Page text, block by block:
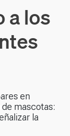
a los
en
mascotas:
la